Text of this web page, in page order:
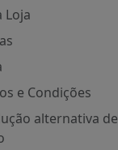
Loja
e Condições
alternativa de